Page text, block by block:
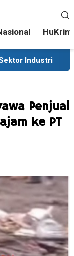
HuKrim
Sekitar 35
Penjual
ke PT